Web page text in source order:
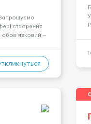
створення
обов’язковий —